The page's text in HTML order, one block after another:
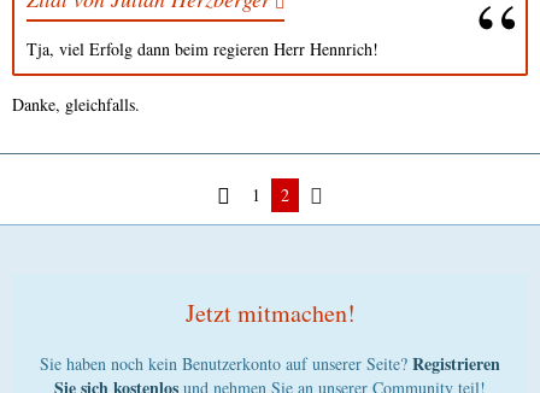
Tja, viel Erfolg dann beim regieren Herr Hennrich!
Danke, gleichfalls.
1 2
Jetzt mitmachen!
Sie haben noch kein Benutzerkonto auf unserer Seite? Registrieren
Sie sich kostenlos und nehmen Sie an unserer Community teil!